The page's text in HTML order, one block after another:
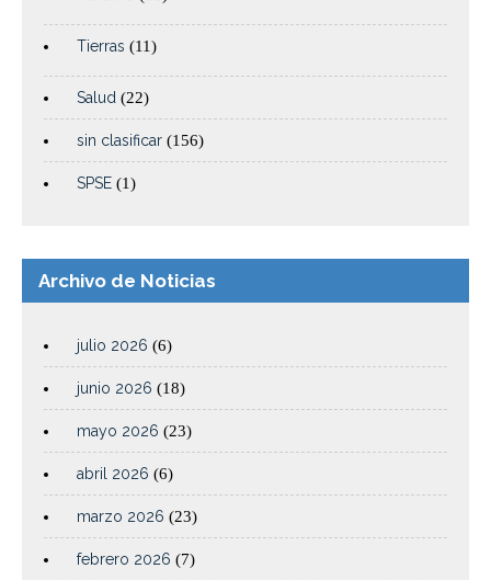
Tierras (11)
Salud (22)
sin clasificar (156)
SPSE (1)
Archivo de Noticias
julio 2026 (6)
junio 2026 (18)
mayo 2026 (23)
abril 2026 (6)
marzo 2026 (23)
febrero 2026 (7)